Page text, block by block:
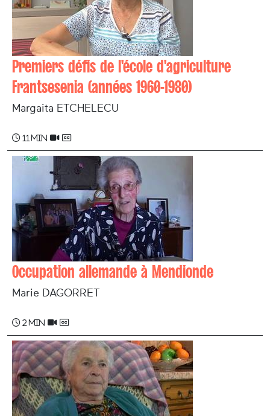
Premiers défis de l'école d'agriculture
Frantsesenia (années 1960-1980)
Margaita ETCHELECU
11 min
Occupation allemande à Mendionde
Marie DAGORRET
2 min